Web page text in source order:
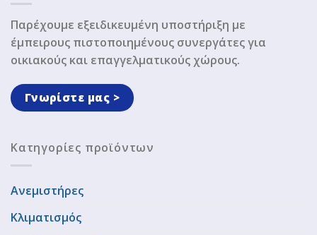
Παρέχουμε εξειδικευμένη υποστήριξη με
έμπειρους πιστοποιημένους συνεργάτες για
οικιακούς και επαγγελματικούς χώρους.
Γνωρίστε μας >
Κατηγορίες προϊόντων
Ανεμιστήρες
Κλιματισμός